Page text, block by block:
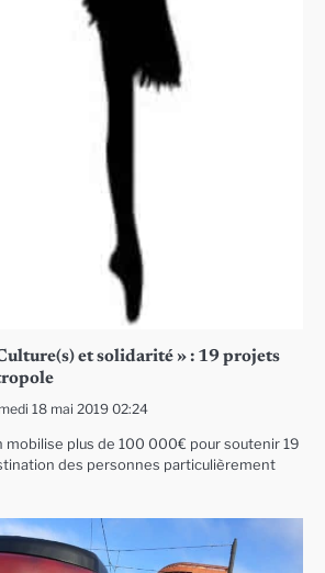
et solidarité » : 19 projets
18 mai 2019 02:24
mobilise plus de 100 000€ pour soutenir 19
des personnes particulièrement